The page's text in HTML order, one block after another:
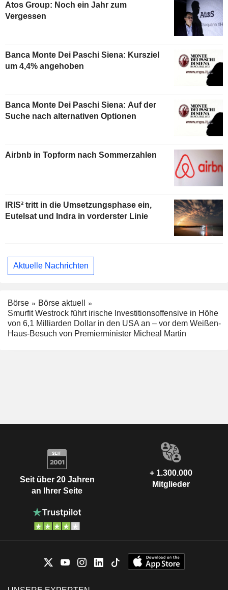
Atos Group: Noch ein Jahr zum
Vergessen
Banca Monte Dei Paschi Siena: Kursziel
um 4,4% angehoben
Banca Monte Dei Paschi Siena: Auf der
Suche nach alternativen Optionen
Airbnb in Topform nach Sommerzahlen
IRIS² tritt in die Umsetzungsphase ein,
Eutelsat und Indra in vorderster Linie
Aktuelle Nachrichten
Börse
Börse aktuell
Smurfit Westrock führt irische Investitionsoffensive in Höhe
von 6,1 Milliarden Dollar in den USA an – vor dem Weißen-
Haus-Besuch von Premierminister Micheal Martin
Seit über 20 Jahren
an Ihrer Seite
+ 1.300.000
Mitglieder